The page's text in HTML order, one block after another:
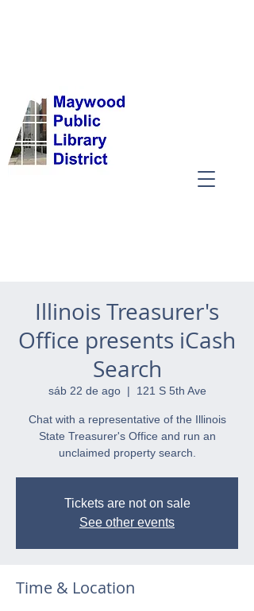
Illinois Treasurer's
Office presents iCash
Search
sáb 22 de ago
  |
121 S 5th Ave
Chat with a representative of the Illinois
State Treasurer's Office and run an
unclaimed property search.
Tickets are not on sale
See other events
Time & Location